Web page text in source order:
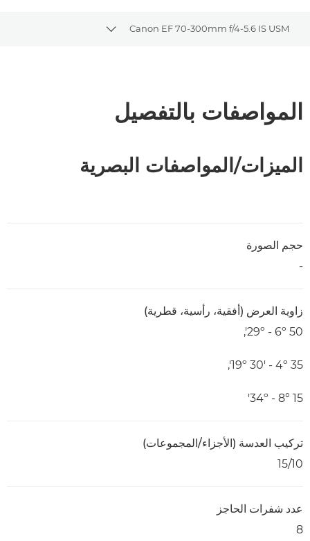
Canon EF 70-300mm f/4-5.6 IS USM
Toggle breadcrumbs
المواصفات بالتفصيل
الميزات/المواصفات البصرية
حجم الصورة
-
زاوية العرض (أفقية، رأسية، قطرية)
29º - 6º 50',
19º 30' - 4º 35',
34º - 8° 15'
تركيب العدسة (الأجزاء/المجموعات)
15/10
عدد شفرات الحاجز
8